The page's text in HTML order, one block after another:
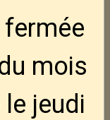
fermée
mois
jeudi